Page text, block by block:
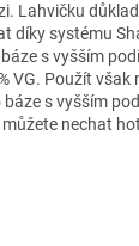
Lahvičku
díky systému
s vyšším
VG. Použít však
s vyšším
nechat